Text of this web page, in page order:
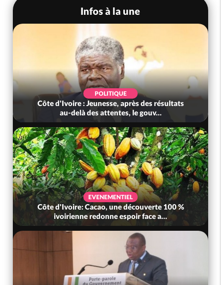
Infos à la une
POLITIQUE
Côte d'Ivoire : Jeunesse, après des résultats
au-delà des attentes, le gouv...
EVENEMENTIEL
Côte d'Ivoire: Cacao, une découverte 100 %
ivoirienne redonne espoir face a...